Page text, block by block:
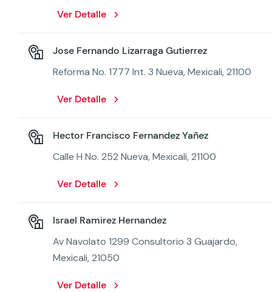
Ver Detalle
Jose Fernando Lizarraga Gutierrez
Reforma No. 1777 Int. 3 Nueva, Mexicali, 21100
Ver Detalle
Hector Francisco Fernandez Yañez
Calle H No. 252 Nueva, Mexicali, 21100
Ver Detalle
Israel Ramirez Hernandez
Av Navolato 1299 Consultorio 3 Guajardo,
Mexicali, 21050
Ver Detalle